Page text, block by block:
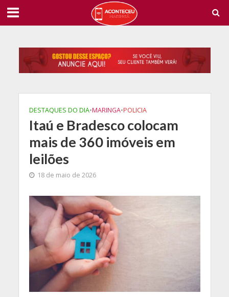
DESTAQUES DO DIA•MARINGA•POLICIA
Itaú e Bradesco colocam
mais de 360 imóveis em
leilões
18 de maio de 2026